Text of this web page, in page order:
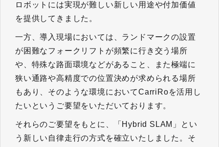
ロボットには実現が難しい新しい用途や付加価値
を提供してきました。
一方、導入現場においては、ランドマークの設置
が困難なフォークリフトが頻繁に行き交う場所
や、特殊な路面環境などがあること、また極端に
狭い通路や高精度での位置決めが求められる場所
もあり、そのような環境においてCarriRoを活用し
たいというご要望をいただいております。
それらのご要望をもとに、「Hybrid SLAM」とい
う新しい自律走行の方式を確立いたしました。そ